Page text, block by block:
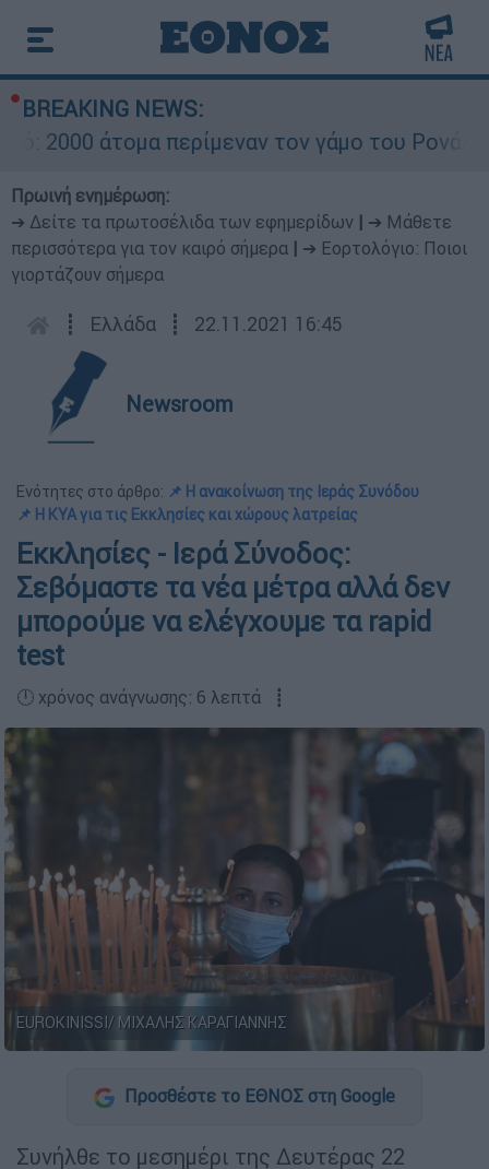
BREAKING NEWS:
άτομα περίμεναν τον γάμο του Ρονάλντο
Πρωινή ενημέρωση:
➔ Δείτε τα πρωτοσέλιδα των εφημερίδων
➔ Μάθετε
περισσότερα για τον καιρό σήμερα
➔ Εορτολόγιο: Ποιοι
γιορτάζουν σήμερα
┋ Ελλάδα ┋ 22.11.2021 16:45
Newsroom
Ενότητες στο άρθρο: 📌 Η ανακοίνωση της Ιεράς Συνόδου
📌 Η ΚΥΑ για τις Εκκλησίες και χώρους λατρείας
Εκκλησίες - Ιερά Σύνοδος:
Σεβόμαστε τα νέα μέτρα αλλά δεν
μπορούμε να ελέγχουμε τα rapid
test
🕛 χρόνος ανάγνωσης: 6 λεπτά ┋
EUROKINISSI/ ΜΙΧΑΛΗΣ ΚΑΡΑΓΙΑΝΝΗΣ
Προσθέστε το ΕΘΝΟΣ στη Google
Συνήλθε το μεσημέρι της Δευτέρας 22